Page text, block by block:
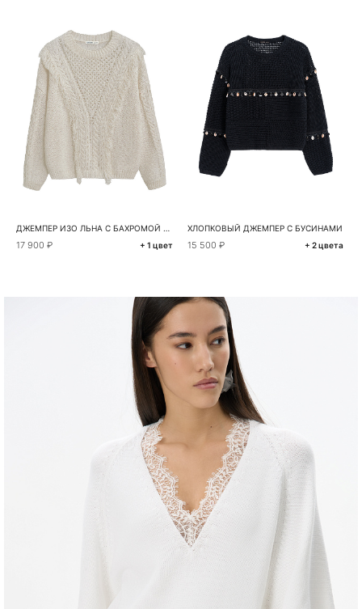
ДЖЕМПЕР ИЗО ЛЬНА С БАХРОМОЙ И КОСАМИ
17 900 ₽ + 1 цвет
ХЛОПКОВЫЙ ДЖЕМПЕР С БУСИНАМИ
15 500 ₽ + 2 цвета